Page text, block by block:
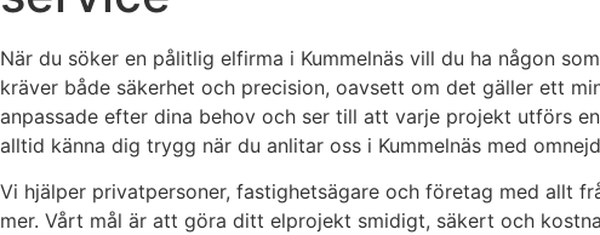
När du söker en pålitlig elfirma i Kummelnäs vill du ha någon
kräver både säkerhet och precision, oavsett om det gäller ett
anpassade efter dina behov och ser till att varje projekt utförs
alltid känna dig trygg när du anlitar oss i Kummelnäs med
Vi hjälper privatpersoner, fastighetsägare och företag med allt
mer. Vårt mål är att göra ditt elprojekt smidigt, säkert och